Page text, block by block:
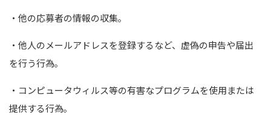
・他の応募者の情報の収集｡
・他人のメールアドレスを登録するなど、虚偽の申告や届出
を行う行為｡
・コンピュータウィルス等の有害なプログラムを使用または
提供する行為｡